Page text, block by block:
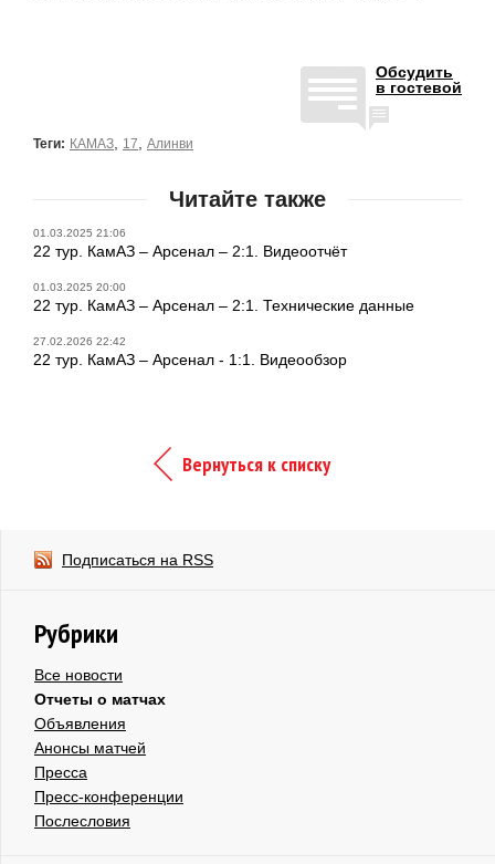
Обсудить
в гостевой
Теги: КАМАЗ 17 Алинви
Читайте также
01.03.2025 21:06
22 тур. КамАЗ – Арсенал – 2:1. Видеоотчёт
01.03.2025 20:00
22 тур. КамАЗ – Арсенал – 2:1. Технические данные
27.02.2026 22:42
22 тур. КамАЗ – Арсенал - 1:1. Видеообзор
Вернуться к списку
Подписаться на RSS
Рубрики
Все новости
Отчеты о матчах
Объявления
Анонсы матчей
Пресса
Пресс-конференции
Послесловия